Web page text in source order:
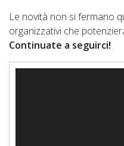
Le novità non si fermano
organizzativi che
Continuate a seguirci!